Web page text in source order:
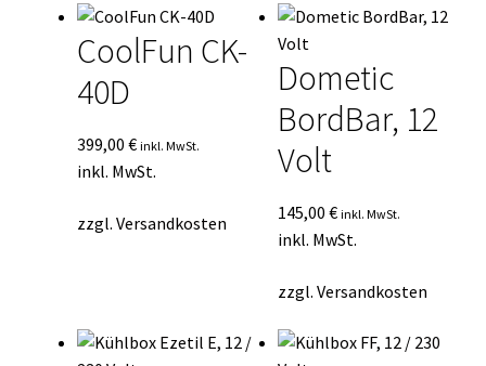
CoolFun CK-
40D
399,00 € inkl. MwSt.
inkl. MwSt.
zzgl. Versandkosten
Dometic
BordBar, 12
Volt
145,00€ inkl. MwSt.
inkl. MwSt.
zzgl.Versandkosten